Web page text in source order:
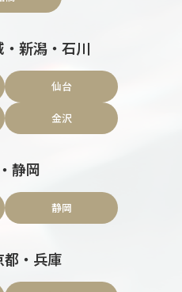
新潟・石川
仙台
金沢
静岡
静岡
都・兵庫